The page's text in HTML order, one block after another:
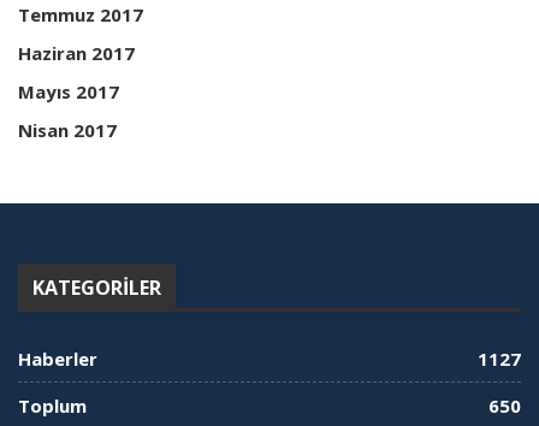
Temmuz 2017
Haziran 2017
Mayıs 2017
Nisan 2017
KATEGORILER
Haberler
1127
Toplum
650